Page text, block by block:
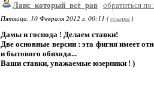
Ланс_который_всё_рав обратиться
Пятница, 10 Февраля 2012 г. 00:11 (ссылка )
Дамы и господа ! Делаем ставки!
Две основные версии : эта фигня имеет
и бытового обихода...
Ваши ставки, уважаемые юзерпики ! )